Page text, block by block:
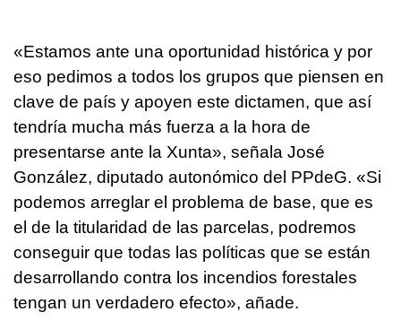
«Estamos ante una oportunidad histórica y por
eso pedimos a todos los grupos que piensen en
clave de país y apoyen este dictamen, que así
tendría mucha más fuerza a la hora de
presentarse ante la Xunta», señala José
González, diputado autonómico del PPdeG. «Si
podemos arreglar el problema de base, que es
el de la titularidad de las parcelas, podremos
conseguir que todas las políticas que se están
desarrollando contra los incendios forestales
tengan un verdadero efecto», añade.